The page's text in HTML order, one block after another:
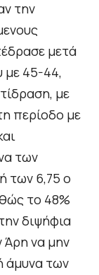
την
μετά
με 45-44,
με
περίοδο με
των
των 6,75 ο
το 48%
διψήφια
Άρη να μην
άμυνα των